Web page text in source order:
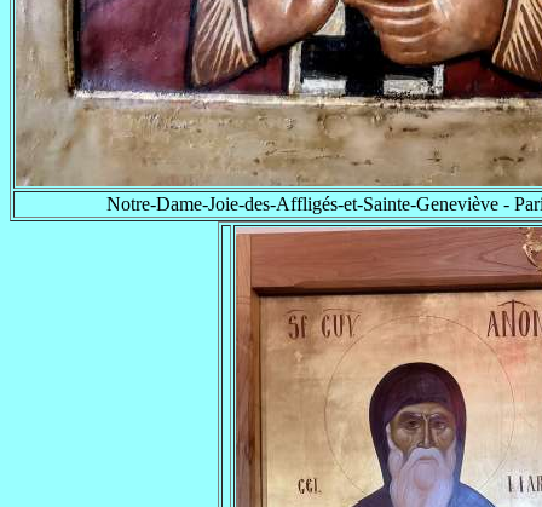
Notre-Dame-Joie-des-Affligés-et-Sainte-Geneviève -